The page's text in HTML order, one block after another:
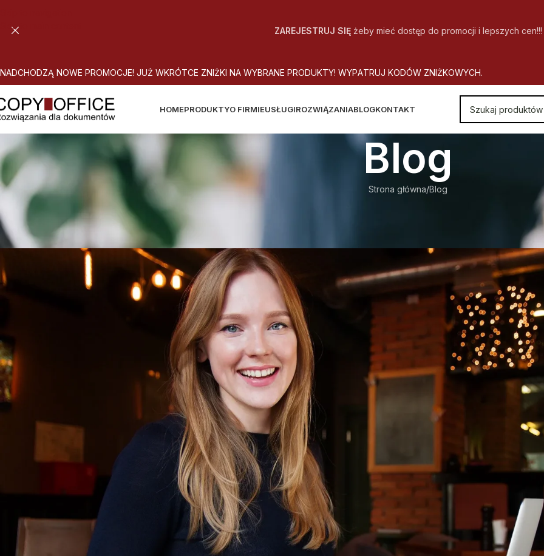
Skip to main content
ZAREJESTRUJ SIĘżeby mieć dostęp do promocji i lepszych cen!!!
NADCHODZĄ NOWE PROMOCJE! JUŻ WKRÓTCE ZNIŻKI NA WYBRANE PRODUKTY! WYPATRUJ KODÓW ZNIŻKOWYCH.
HOMEPRODUKTYO FIRMIEUSŁUGIROZWIĄZANIABLOGKONTAKT
Blog
Strona główna Blog